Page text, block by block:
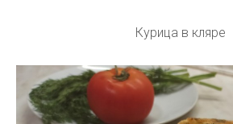
Курица в кляре